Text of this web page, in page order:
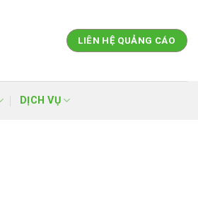
LIÊN HỆ QUẢNG CÁO
DỊCH VỤ